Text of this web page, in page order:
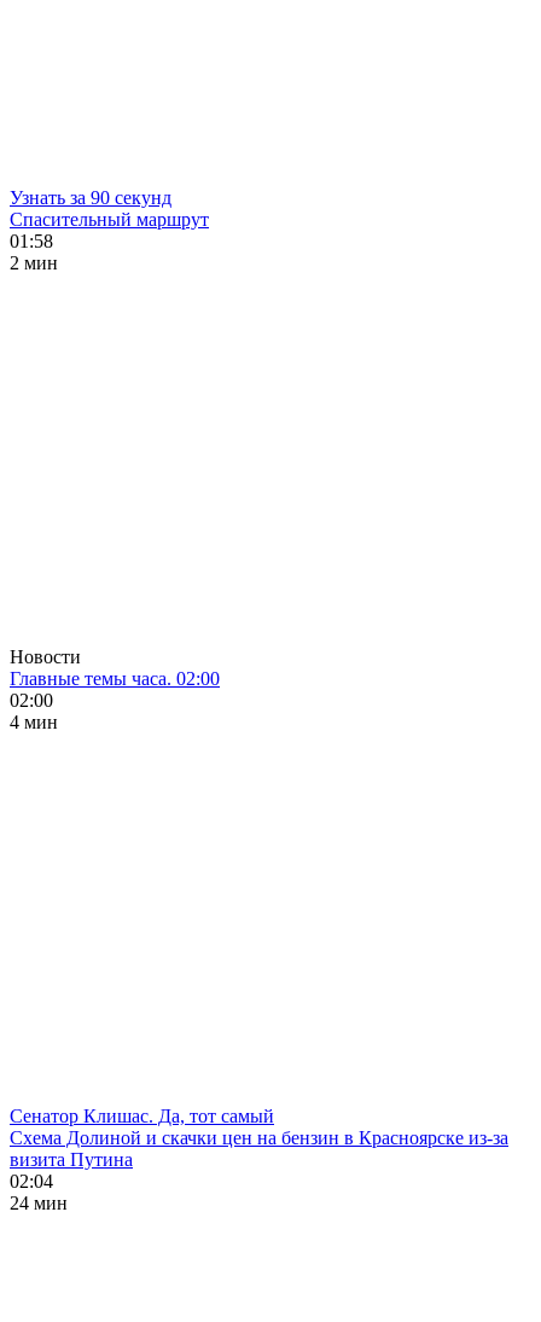
Узнать за 90 секунд
Спасительный маршрут
01:58
2 мин
Новости
Главные темы часа. 02:00
02:00
4 мин
Сенатор Клишас. Да, тот самый
Схема Долиной и скачки цен на бензин в Красноярске из-за
визита Путина
02:04
24 мин